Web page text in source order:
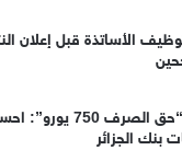
الأساتذة قبل إعلان
حاسبة منحة السفر
بنك الجزائر